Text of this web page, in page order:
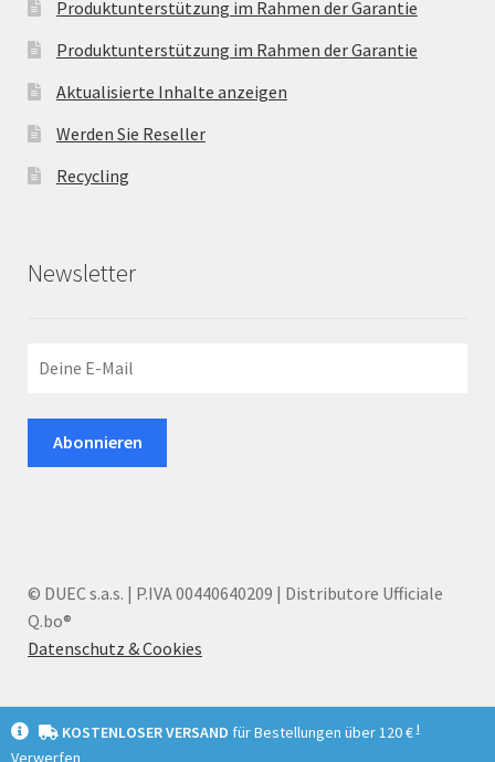
Produktunterstützung im Rahmen der Garantie
Produktunterstützung im Rahmen der Garantie
Aktualisierte Inhalte anzeigen
Werden Sie Reseller
Recycling
Newsletter
© DUEC s.a.s. | P.IVA 00440640209 | Distributore Ufficiale
Q.bo®
Datenschutz & Cookies
KOSTENLOSER VERSAND für Bestellungen über 120 €I
Verwerfen